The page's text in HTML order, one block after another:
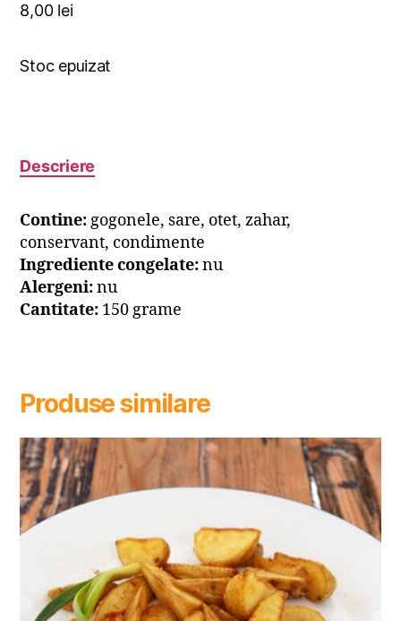
8,00 lei
Stoc epuizat
Descriere
Contine:gogonele, sare, otet, zahar,
conservant, condimente
Ingrediente congelate:nu
Alergeni:nu
Cantitate: 150 grame
Produse similare